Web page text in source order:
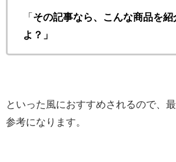
「 その記事なら、こんな商品を紹
よ？」
といった風におすすめされるので、
参考になります。